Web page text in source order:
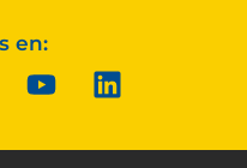
en: